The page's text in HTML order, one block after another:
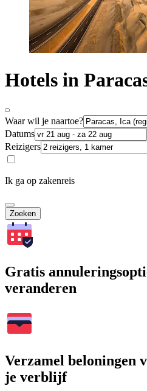
Hotels in
Waar wil je naartoe?
Datums
Reizigers
Ik ga op zakenreis
Zoeken
Gratis
veranderen
Verzamel beloningen
je verblijf